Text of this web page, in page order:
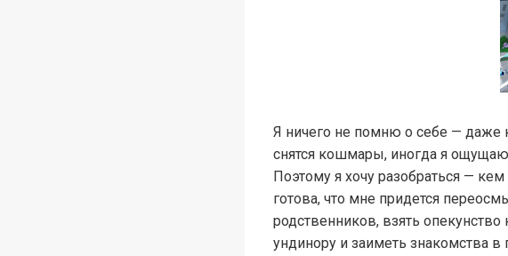
Я ничего не помню о себе — даже
снятся кошмары, иногда я
Поэтому я хочу разобраться —
готова, что мне придется
родственников, взять
ундинору и заиметь знакомства